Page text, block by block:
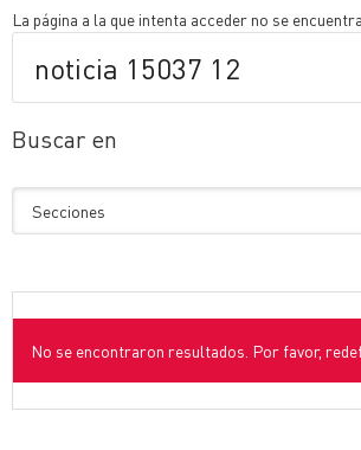
La página a la que intenta acceder no se
Buscar en
No se encontraron resultados. Por favor,